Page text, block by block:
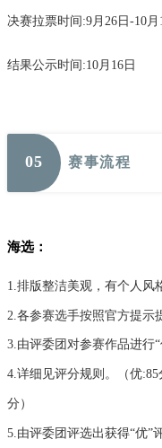
决赛拉票时间:9月26日-10月
结果公示时间:10月16日
05 赛事流程
海选：
1.排版整洁美观，有个人风
2.各参赛选手按照官方提示
3.由评委团对参赛作品进行“
4.详细见评分规则。（优
分）
5.由评委团评选出获得“优”